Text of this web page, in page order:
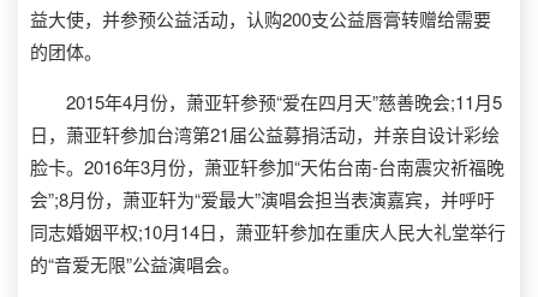
益大使，并参预公益活动，认购200支公益唇膏转赠给需要
的团体。
2015年4月份，萧亚轩参预“爱在四月天”慈善晚会;11月5
日，萧亚轩参加台湾第21届公益募捐活动，并亲自设计彩绘
脸卡。2016年3月份，萧亚轩参加“天佑台南-台南震灾祈福晚
会”;8月份，萧亚轩为“爱最大”演唱会担当表演嘉宾，并呼吁
同志婚姻平权;10月14日，萧亚轩参加在重庆人民大礼堂举行
的“音爱无限”公益演唱会。